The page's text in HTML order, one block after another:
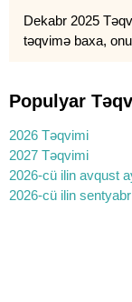
Dekabr 2025
təqvimə baxa,
Populyar
2026 Təqvimi
2027 Təqvimi
2026-cü ilin avqust
2026-cü ilin